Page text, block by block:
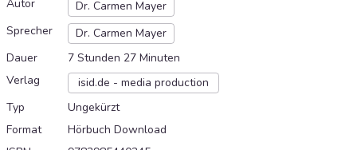
Autor
Dr. Carmen Mayer
Sprecher
Dr. Carmen Mayer
Dauer
7 Stunden 27 Minuten
Verlag
isid.de - media production
Typ
Ungekürzt
Format
Hörbuch Download